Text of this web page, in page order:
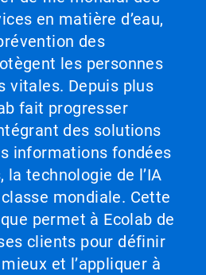
en matière d’eau,
des
les personnes
vitales. Depuis plus
fait progresser
des solutions
informations fondées
la technologie de l’IA
mondiale. Cette
permet à Ecolab de
clients pour définir
et l’appliquer à